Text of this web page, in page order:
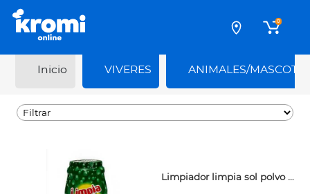
0
Inicio VIVERES ANIMALES/
Limpiador limpia sol polvo 400gr